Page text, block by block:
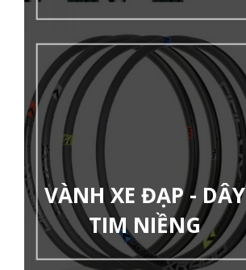
VÀNH XE ĐẠP - DÂY
TIM NIỀNG